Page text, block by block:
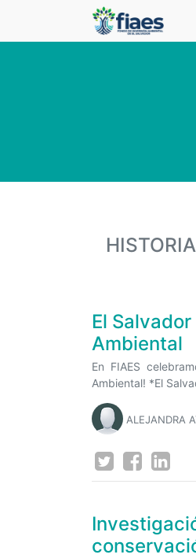
El
Ambiental
En FIAES
Ambiental! *El
ALEJANDRA